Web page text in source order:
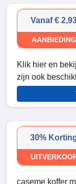
Vanaf €
AANBIEDING
Klik hier en
zijn ook
30%
caseme koffer